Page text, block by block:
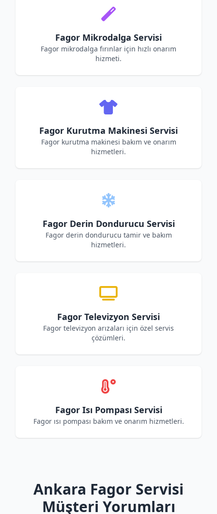
Fagor Mikrodalga Servisi
Fagor mikrodalga fırınlar için hızlı onarım
hizmeti.
Fagor Kurutma Makinesi Servisi
Fagor kurutma makinesi bakım ve onarım
hizmetleri.
Fagor Derin Dondurucu Servisi
Fagor derin dondurucu tamir ve bakım
hizmetleri.
Fagor Televizyon Servisi
Fagor televizyon arızaları için özel servis
çözümleri.
Fagor Isı Pompası Servisi
Fagor ısı pompası bakım ve onarım hizmetleri.
Ankara Fagor Servisi
Müşteri Yorumları